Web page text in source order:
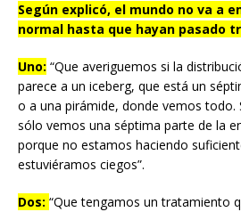
Según explicó, el mundo no va a
normal hasta que hayan pasado
Uno: “Que averiguemos si la
parece a un iceberg, que está un
o a una pirámide, donde vemos todo.
sólo vemos una séptima parte de la
porque no estamos haciendo
estuviéramos ciegos”.
Dos: “Que tengamos un tratamiento